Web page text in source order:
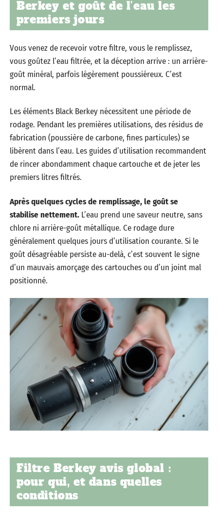
Berkey et goût de l’eau les
premiers jours
Vous venez de recevoir votre filtre, vous le remplissez,
vous goûtez l’eau filtrée, et la déception arrive : un arrière-
goût minéral, parfois légèrement poussiéreux. C’est
normal.
Les éléments Black Berkey nécessitent une période de
rodage. Pendant les premières utilisations, des résidus de
fabrication (poussière de carbone, fines particules) se
libèrent dans l’eau. Les guides d’utilisation recommandent
de rincer abondamment chaque cartouche et de jeter les
premiers litres filtrés.
Après quelques cycles de remplissage, le goût se
stabilise nettement. L’eau prend une saveur neutre, sans
chlore ni arrière-goût métallique. Ce rodage dure
généralement quelques jours d’utilisation courante. Si le
goût désagréable persiste au-delà, c’est souvent le signe
d’un mauvais amorçage des cartouches ou d’un joint mal
positionné.
Filtre Berkey avis global :
pour qui, et dans quelles
conditions